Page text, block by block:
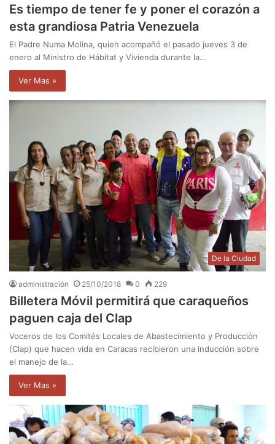
Es tiempo de tener fe y poner el corazón a
esta grandiosa Patria Venezuela
El Padre Numa Molina, quien acompañó el pasado jueves 3 de
enero al Ministro de Hábitat y Vivienda durante la…
Ver Mas »
De la Ciudad
administración 25/10/2018 0 229
Billetera Móvil permitirá que caraqueños
paguen caja del Clap
Voceros de los Comités Locales de Abastecimiento y Producción
(Clap) que hacen vida en Caracas recibieron una inducción sobre
el manejo de la…
Ver Mas »